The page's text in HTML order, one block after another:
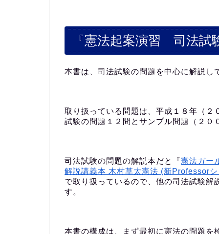
『憲法起案演習 司法試
本書は、司法試験の問題を中心に解説し
取り扱っている問題は、平成１８年（
試験の問題１２問とサンプル問題（２０
司法試験の問題の解説本だと『憲法ガー
解説講義本 木村草太憲法 (新Professor
で取り扱っているので、他の司法試験
す。
本書の構成は、まず最初に憲法の問題